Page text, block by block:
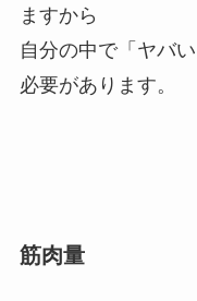
ますから
自分の中で「ヤバ
必要があります。
筋肉量